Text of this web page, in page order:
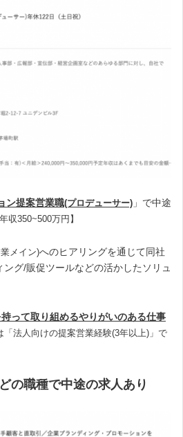
ン提案営業職(プロデューサー) 」で中途
収350~500万円】
メイン)へのヒアリングを通じて同社
グ/販促ツールなどの活かしたソリュ
って取り組めるやりがいのある仕事
「法人向けの提案営業経験(3年以上)」で
の職種で中途の求人あり